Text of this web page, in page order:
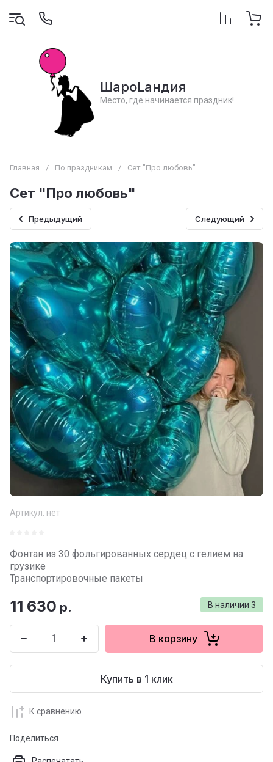
ШароLандия
Место, где начинается праздник!
Главная / По праздникам / Сет "Про любовь"
Сет "Про любовь"
Предыдущий Следующий
Артикул: нет
Фонтан из 30 фольгированных сердец с гелием на
грузике
Транспортировочные пакеты
В наличии 3
11 630 р.
В корзину
Купить в 1 клик
К сравнению
Поделиться